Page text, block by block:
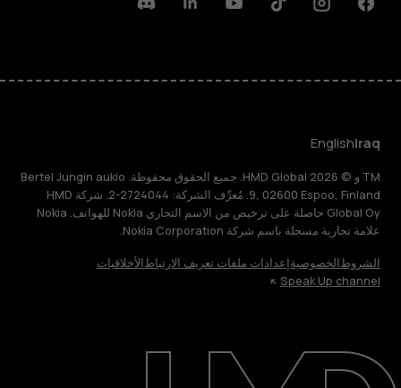
حول
Facebook
Instagram
Tiktok
Youtube
Linkedin
Discord
Iraq
English
TM و © 2026 HMD Global. جميع الحقوق محفوظة. Bertel Jungin aukio
9, 02600 Espoo, Finland. مُعرِّف الشركة: 2724044-2. شركة HMD
Global Oy حاصلة على ترخيص من الاسم التجاري Nokia للهواتف. Nokia
علامة تجارية مسجلة باسم شركة Nokia Corporation.
الشروطالخصوصيةإعدادات ملفات تعريف الارتباطالأخلاقيات
Speak Up channel